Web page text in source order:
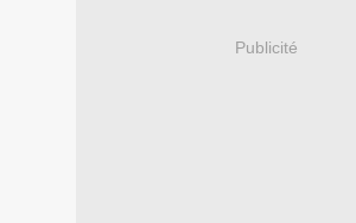
Publicité